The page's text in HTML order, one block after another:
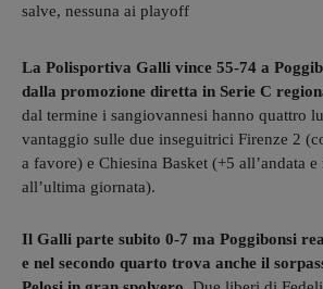
salve, nessuna ai playoff
La Polisportiva Galli vince 55-74 a
dalla promozione diretta in Serie C
dal termine i sangiovannesi hanno quattro
vantaggio sulle due inseguitrici Firenze 2
a favore) e Chiesina Basket (+5 all’andata
all’ultima giornata).
Il Galli parte subito 0-7 ma Poggibonsi
e nel secondo quarto trova anche il